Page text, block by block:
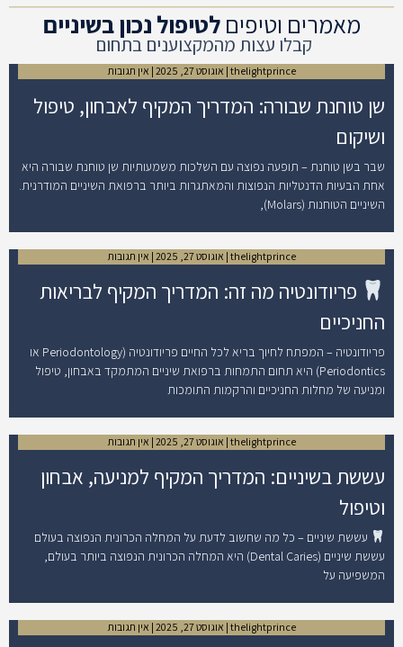
מאמרים וטיפים לטיפול נכון בשיניים
קבלו עצות מהמקצוענים בתחום
שן טוחנת שבורה: המדריך המקיף לאבחון, טיפול
ושיקום
thelightprince אוגוסט 27, 2025 אין תגובות
שבר בשן טוחנת – תופעה נפוצה עם השלכות משמעותיות שן טוחנת שבורה היא
אחת הבעיות הדנטליות הנפוצות והמאתגרות ביותר ברפואת השיניים המודרנית.
השיניים הטוחנות (Molars),
פריודונטיה מה זה: המדריך המקיף לבריאות
החניכיים
thelightprince אוגוסט 27, 2025 אין תגובות
פריודונטיה – המפתח לחיוך בריא לכל החיים פריודונטיה (Periodontology או
Periodontics) היא תחום התמחות ברפואת שיניים המתמקד באבחון, טיפול
ומניעה של מחלות החניכיים והרקמות התומכות
עששת בשיניים: המדריך המקיף למניעה, אבחון
וטיפול
thelightprince אוגוסט 27, 2025 אין תגובות
עששת שיניים – כל מה שחשוב לדעת על המחלה הכרונית הנפוצה בעולם
עששת שיניים (Dental Caries) היא המחלה הכרונית הנפוצה ביותר בעולם,
המשפיעה על
thelightprince אוגוסט 27, 2025 אין תגובות